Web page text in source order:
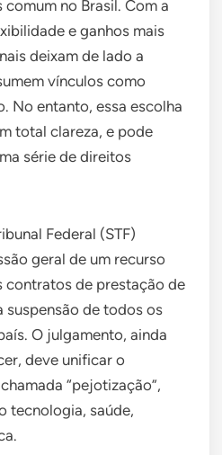
no Brasil. Com a
e ganhos mais
deixam de lado a
vínculos como
No entanto, essa escolha
total clareza, e pode
série de direitos
Federal (STF)
geral de um recurso
contratos de prestação de
suspensão de todos os
O julgamento, ainda
deve unificar o
“pejotização”,
tecnologia, saúde,